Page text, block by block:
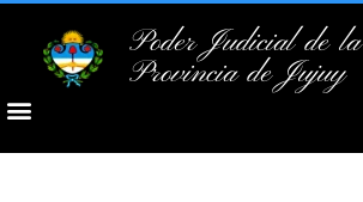
Poder Judicial de la
Provincia de Jujuy